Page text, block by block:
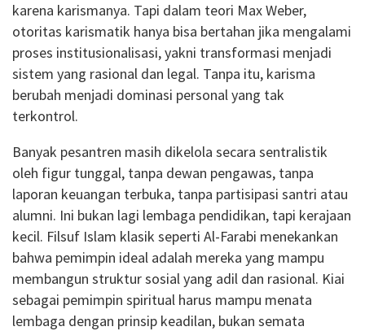
karena karismanya. Tapi dalam teori Max Weber,
otoritas karismatik hanya bisa bertahan jika mengalami
proses institusionalisasi, yakni transformasi menjadi
sistem yang rasional dan legal. Tanpa itu, karisma
berubah menjadi dominasi personal yang tak
terkontrol.
Banyak pesantren masih dikelola secara sentralistik
oleh figur tunggal, tanpa dewan pengawas, tanpa
laporan keuangan terbuka, tanpa partisipasi santri atau
alumni. Ini bukan lagi lembaga pendidikan, tapi kerajaan
kecil. Filsuf Islam klasik seperti Al-Farabi menekankan
bahwa pemimpin ideal adalah mereka yang mampu
membangun struktur sosial yang adil dan rasional. Kiai
sebagai pemimpin spiritual harus mampu menata
lembaga dengan prinsip keadilan, bukan semata